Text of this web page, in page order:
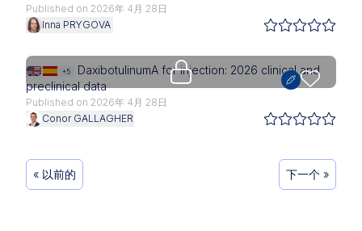
Published on 2026年 4月 28日
Inna PRYGOVA
Upgrade needed
+5
DaxibotulinumA for injection: 2026 clinical and
preclinical data
Published on 2026年 4月 28日
Conor GALLAGHER
« 以前的 下一个 »